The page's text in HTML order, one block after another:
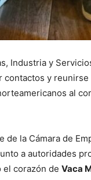
Industria y
contactos y
al
de la Cámara de
a autoridades
el corazón de Vaca